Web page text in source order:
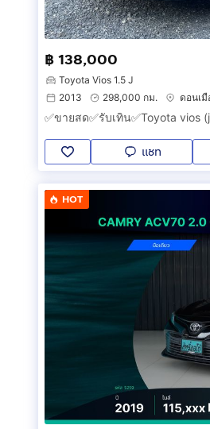
฿ 138,000
Toyota Vios 1.5 J
2013
298,000 กม. ดอนเมื
✅ขายสด✅รับเทิน✅Toyota vios
แชท
HOT